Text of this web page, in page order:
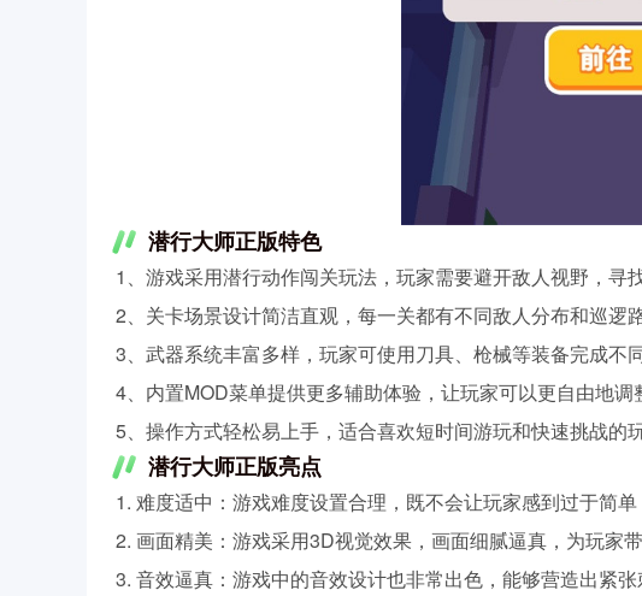
潜行大师正版特色
1、游戏采用潜行动作闯关玩法，玩家需要避开敌人视野，寻
2、关卡场景设计简洁直观，每一关都有不同敌人分布和巡逻
3、武器系统丰富多样，玩家可使用刀具、枪械等装备完成不
4、内置MOD菜单提供更多辅助体验，让玩家可以更自由地调
5、操作方式轻松易上手，适合喜欢短时间游玩和快速挑战的玩
潜行大师正版亮点
1. 难度适中：游戏难度设置合理，既不会让玩家感到过于简单
2. 画面精美：游戏采用3D视觉效果，画面细腻逼真，为玩家
3. 音效逼真：游戏中的音效设计也非常出色，能够营造出紧张